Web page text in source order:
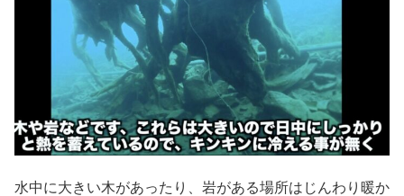
水中に大きい木があったり、岩がある場所はじんわり暖か